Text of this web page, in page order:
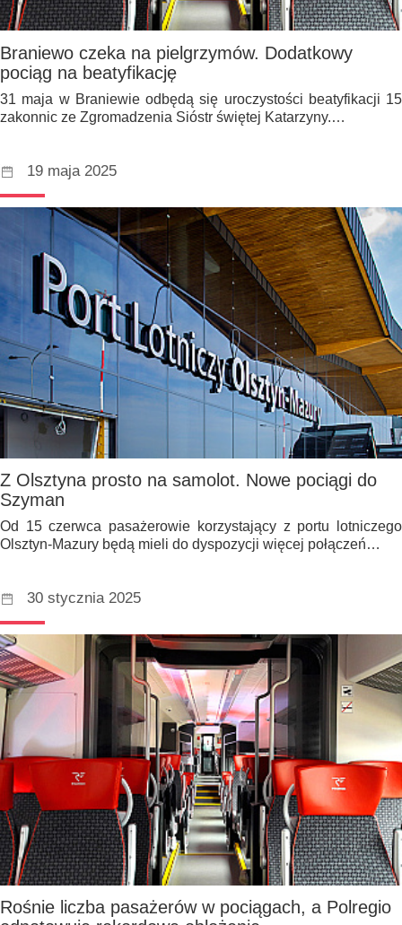
Braniewo czeka na pielgrzymów. Dodatkowy
pociąg na beatyfikację
31 maja w Braniewie odbędą się uroczystości beatyfikacji 15
zakonnic ze Zgromadzenia Sióstr świętej Katarzyny.…
19 maja 2025
Z Olsztyna prosto na samolot. Nowe pociągi do
Szyman
Od 15 czerwca pasażerowie korzystający z portu lotniczego
Olsztyn-Mazury będą mieli do dyspozycji więcej połączeń…
30 stycznia 2025
Rośnie liczba pasażerów w pociągach, a Polregio